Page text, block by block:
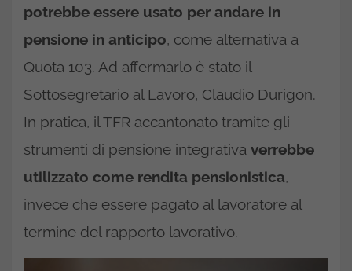
potrebbe essere usato per andare in
pensione in anticipo, come alternativa a
Quota 103. Ad affermarlo è stato il
Sottosegretario al Lavoro, Claudio Durigon.
In pratica, il TFR accantonato tramite gli
strumenti di pensione integrativa verrebbe
utilizzato come rendita pensionistica,
invece che essere pagato al lavoratore al
termine del rapporto lavorativo.